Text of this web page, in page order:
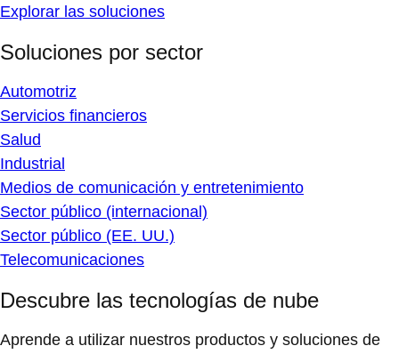
Explorar las soluciones
Soluciones por sector
Automotriz
Servicios financieros
Salud
Industrial
Medios de comunicación y entretenimiento
Sector público (internacional)
Sector público (EE. UU.)
Telecomunicaciones
Descubre las tecnologías de nube
Aprende a utilizar nuestros productos y soluciones de